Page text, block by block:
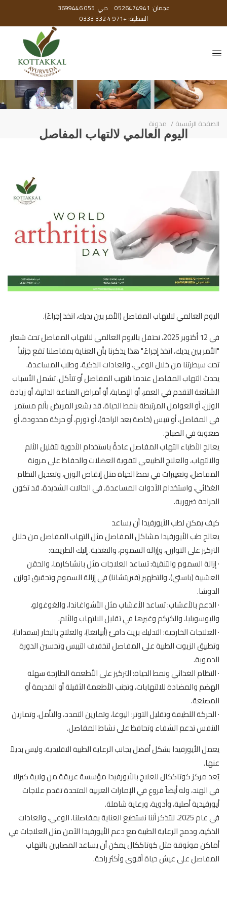
عجمان: 0526474941
دبي: 055 3699446
السطوة: +971 4 332 0333
الصفحة الرئيسية مدونة
اليوم العالمي لالتهاب المفاصل
اليوم العالمي لالتهاب المفاصل (الأمر بين يديك، اتخذ إجراءً).
في 12 أكتوبر 2025، نحتفل باليوم العالمي لالتهاب المفاصل تحت شعار
"الأمر بين يديك، اتخذ إجراءً." هذا يذكرنا بأن العناية بمفاصلنا تقع جزئياً
تحت سيطرتنا من خلال الوعي، والعادات الذكية، وطلب المساعدة.
يحدث التهاب المفاصل عندما تلتهب المفاصل أو تتآكل. تشمل الأسباب
الشائعة التقدم في العمر، أو الإصابة، أو أمراض المناعة الذاتية، أو زيادة
الوزن، أو العوامل المرتبطة بنمط الحياة. قد يشعر المريض بألم مستمر
في المفاصل، أو تيبس (خاصة بعد الراحة)، أو تورم، أو حركة محدودة، أو
صعوبة في الصباح.
يعالج الأطباء التهاب المفاصل عادةً باستخدام الأدوية لتقليل الألم
والالتهاب، والعلاج الطبيعي لتقوية العضلات والحفاظ على مرونة
المفاصل، وتغييرات في نمط الحياة مثل إنقاص الوزن، وتعديل النظام
الغذائي، واستخدام الأدوات المساعدة. في الحالات الشديدة، قد تكون
الجراحة ضرورية.
كيف يمكن لطب الأيورفيدا أن يساعد
يعالج طب الأيورفيدا مشاكل المفاصل مثل التهاب المفاصل من خلال
التركيز على التوازن، وإزالة السموم، والتغذية. إليك الطريقة:
· إزالة السموم والتنقية: تساعد العلاجات مثل بانشاكارما، والحقن
العشبية (باستي)، والتطهير (فيريتشانا) في إزالة السموم وتحقيق توازن
الدوشا.
· الدعم بالأعشاب: تساعد الأعشاب مثل الأشواغاندا، والغوغولو،
والبوسويليا، والكركم وغيرها في تقليل الالتهاب والألم.
· العلاجات الخارجية: التدليك بزيت دافئ (أبيانغا)، والعلاج بالبخار (سفدانا)،
وتطبيق الزيوت الطبية على المفاصل لتخفيف التيبس وتحسين الدورة
الدموية.
· النظام الغذائي ونمط الحياة: التركيز على الأطعمة الطازجة سهلة
الهضم والمضادة للالتهابات، وتجنب الأطعمة الثقيلة أو القديمة أو
المصنعة.
· الحركة اللطيفة وتقليل التوتر: اليوغا، وتمارين التمدد، والتأمل، وتمارين
التنفس تدعم الشفاء وتحافظ على نشاط المفاصل.
يعمل الأيورفيدا بشكل أفضل بجانب الرعاية الطبية التقليدية، وليس بديلاً
عنها.
يُعد مركز كوتاككال للعلاج بالأيورفيدا مؤسسة عريقة من ولاية كيرالا
في الهند، وله أيضاً فروع في الإمارات العربية المتحدة تقدم علاجات
أيورفيدية أصلية، وأدوية، ورعاية شاملة.
في عام 2025، لنتذكر أننا نستطيع العناية بمفاصلنا. الوعي، والعادات
الذكية، ودمج الرعاية الطبية مع دعم الأيورفيدا الآمن مثل العلاجات في
أماكن موثوقة مثل كوتاككال يمكن أن يساعد المصابين بالتهاب
المفاصل على عيش حياة أقوى وأكثر راحة.